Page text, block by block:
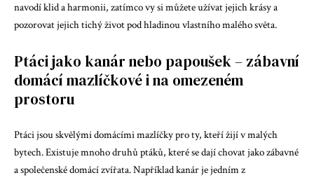
navodí klid a harmonii, zatímco vy si můžete užívat jejich krásy a
pozorovat jejich tichý život pod hladinou vlastního malého světa.
Ptáci jako kanár nebo papoušek – zábavní
domácí mazlíčkové i na omezeném
prostoru
Ptáci jsou skvělými domácími mazlíčky pro ty, kteří žijí v malých
bytech. Existuje mnoho druhů ptáků, které se dají chovat jako zábavné
a společenské domácí zvířata. Například kanár je jedním z